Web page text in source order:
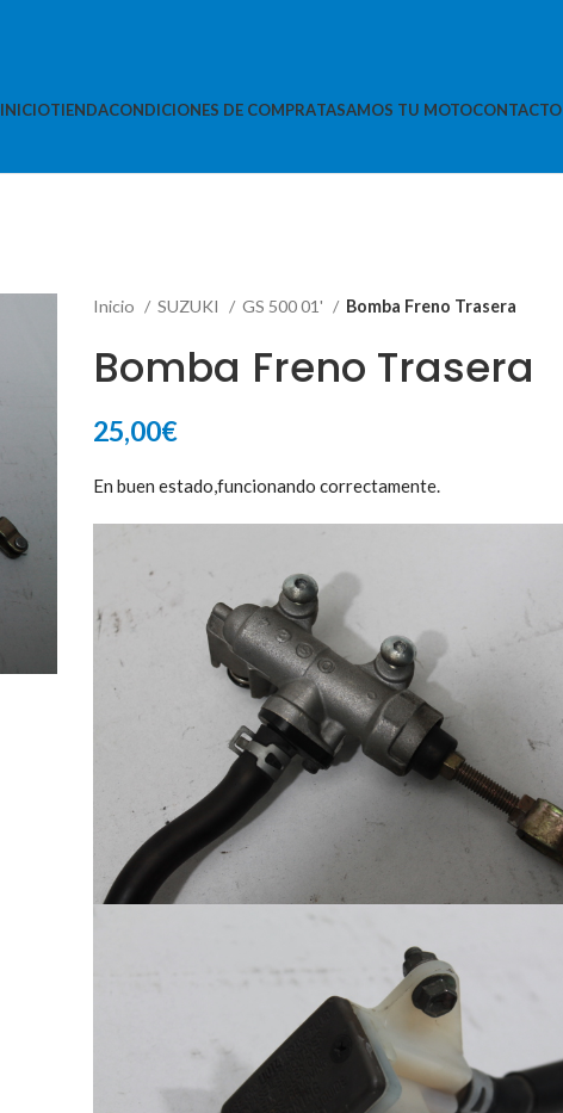
INICIOTIENDACONDICIONES DE COMPRATASAMOS TU MOTOCONTACTO
Inicio SUZUKI GS 500 01' Bomba Freno Trasera
Bomba Freno Trasera
25,00€
En buen estado,funcionando correctamente.